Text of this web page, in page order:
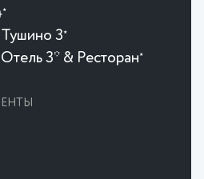
★
Тушино 3★
3* & Ресторан★